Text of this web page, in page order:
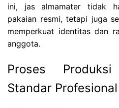
ini, jas almamater tidak
pakaian resmi, tetapi juga
memperkuat identitas dan
anggota.
Proses
Standar Profesional